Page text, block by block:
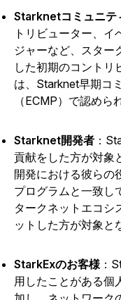
Starknetコミュニテ
トリビューター、
ジャーなど、スター
した初期のコントリ
は、Starknet早期コ
（ECMP）で認めら
Starknet開発者 ：
貢献をした方が対象
開発における彼らの
プログラムと一致し
タークネットエコシ
ットした方が対象と
StarkExのお客様：
用したことがある個